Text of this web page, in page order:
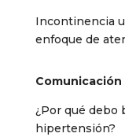
Incontinencia
enfoque de
¿Por qué debo
hipertensión?